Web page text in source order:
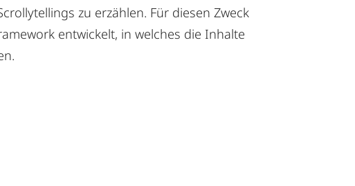
zu erzählen. Für diesen Zweck
entwickelt, in welches die Inhalte